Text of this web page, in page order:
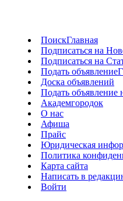
ПоискГлавная
Подписаться на
Подписаться на
Подать объявление
Доска объявлений
Подать объявление
Академгородок
О нас
Афиша
Прайс
Юридическая
Политика
Карта сайта
Написать в
Войти